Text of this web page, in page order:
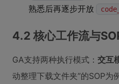
熟悉后再逐步开放
4.2 核心工作流与
GA支持两种执行模式： 交互
动整理下载文件夹”的SOP为